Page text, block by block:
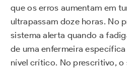
que os erros aumentam em
ultrapassam doze horas. No
sistema alerta quando a
de uma enfermeira
nível crítico. No prescritivo, o